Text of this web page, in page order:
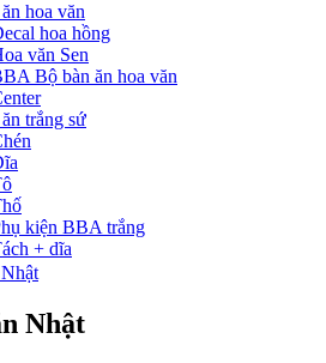
hoa văn
hoa hồng
văn Sen
Bộ bàn ăn hoa văn
trắng sứ
kiện BBA trắng
+ dĩa
Nhật